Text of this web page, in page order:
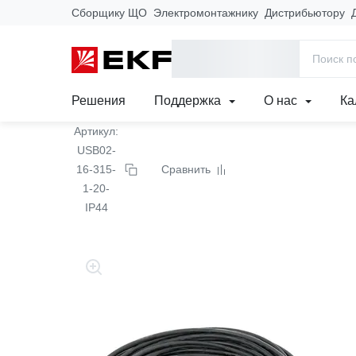
Сборщику ЩО Электромонтажнику Дистрибьютору
Решения Поддержка О нас
Главная
Удлинитель "Зевс 2.0"
Артикул:
USB02-
16-315-
1-20-
IP44
Сравнить